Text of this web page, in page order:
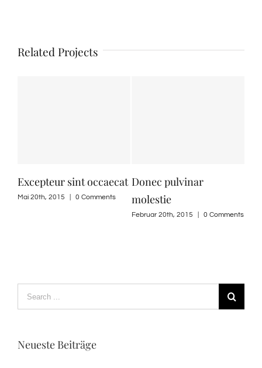
Related Projects
Excepteur sint occaecat
Mai 20th, 2015 0 Comments
Donec pulvinar
molestie
Februar 20th, 2015 0 Comments
Search
for:
Neueste Beiträge